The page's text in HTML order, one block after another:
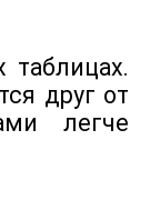
таблицах.
друг от
легче